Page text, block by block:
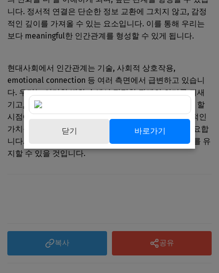
니다. 정서적 연결은 단순한 정보 교환에 그치지 않고, 감정
적인 깊이를 가져올 수 있는 요소입니다. 이를 통해 우리는
보다 meaningful한 인간관계를 형성할 수 있게 됩니다.
현대사회에서 인간관계는 기술, 사회적 상호작용,
emotional connection 등 여러 측면에서 급변하고 있습니
다. 우리는 이러한 변화 속에서 진정한 관계의 의미를 되새
기고, 깊이 있는 인간관계를 형성하기 위해 노력을 해야 할
시점에 있습니다. 앞으로의 단계로는 인간관계의 본질적인
가치를 탐구하고, 서로를 이해하고 존중하는 노력이 필요합
니다. 이러한 과정을 통해 건강하고 지속적인 인간관계를 유
지할 수 있을 것입니다.
복사 공유
닫기 바로가기